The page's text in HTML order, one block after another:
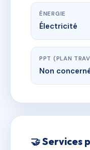
ÉNERGIE
Électricité
PPT (PLAN
Non
🤝 Services